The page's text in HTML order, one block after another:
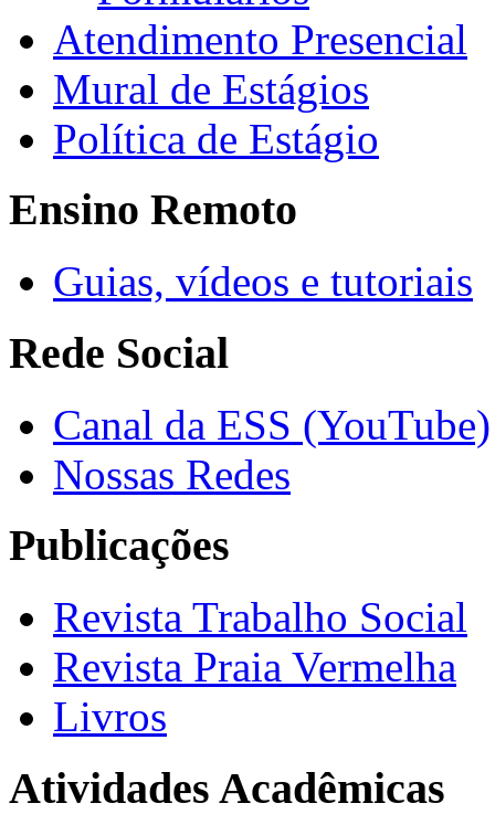
Atendimento Presencial
Mural de Estágios
Política de Estágio
Ensino Remoto
Guias, vídeos e tutoriais
Rede Social
Canal da ESS (YouTube)
Nossas Redes
Publicações
Revista Trabalho Social
Revista Praia Vermelha
Livros
Atividades Acadêmicas